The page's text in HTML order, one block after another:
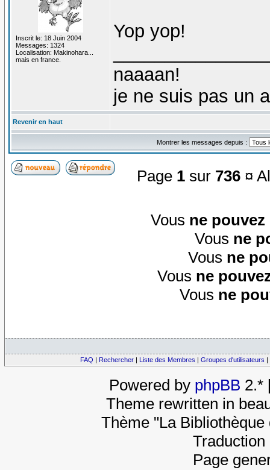
Inscrit le: 18 Juin 2004
Messages: 1324
Localisation: Makinohara...
mais en france.
Yop yop!
naaaan!
je ne suis pas un
Revenir en haut
Montrer les messages depuis :
Page 1 sur 736 ¤
Vous ne pouvez
Vous ne
Vous ne
Vous ne
Vous ne
FAQ | Rechercher | Liste des Membres | Groupes d'utilisateurs |
Powered by phpBB 2.*
Theme rewritten in
Thème "La
Page